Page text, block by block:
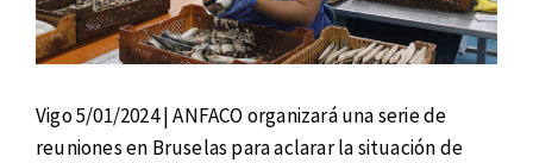
Vigo 5/01/2024 | ANFACO organizará una serie de
reuniones en Bruselas para aclarar la situación de